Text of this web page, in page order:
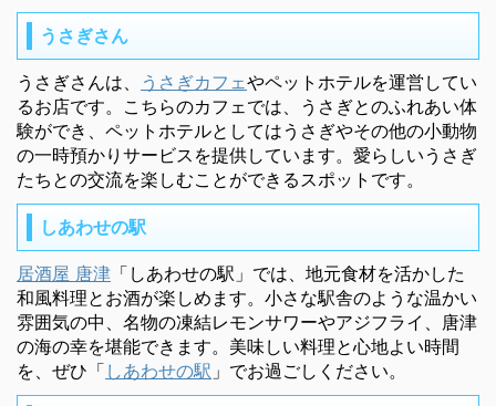
うさぎさん
うさぎさんは、 うさぎカフェやペットホテルを運営してい
るお店です。こちらのカフェでは、うさぎとのふれあい体
験ができ、ペットホテルとしてはうさぎやその他の小動物
の一時預かりサービスを提供しています。愛らしいうさぎ
たちとの交流を楽しむことができるスポットです。
しあわせの駅
居酒屋 唐津 「しあわせの駅」では、地元食材を活かした
和風料理とお酒が楽しめます。小さな駅舎のような温かい
雰囲気の中、名物の凍結レモンサワーやアジフライ、唐津
の海の幸を堪能できます。美味しい料理と心地よい時間
を、ぜひ「 しあわせの駅 」でお過ごしください。